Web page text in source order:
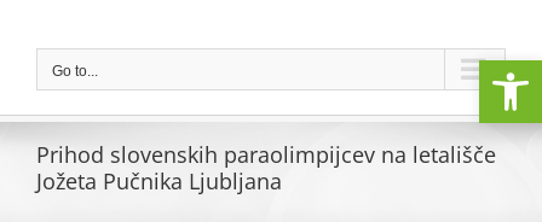
contentGo to...
Prihod slovenskih paraolimpijcev na letališče
Jožeta Pučnika Ljubljana